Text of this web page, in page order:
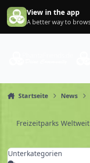
Zum Inhalt springen
View in the app
A better way to
Startseite News
Freizeitparks Weltweit
Unterkategorien